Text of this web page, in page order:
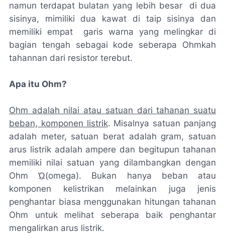
namun terdapat bulatan yang lebih besar di dua
sisinya, mimiliki dua kawat di taip sisinya dan
memiliki empat garis warna yang melingkar di
bagian tengah sebagai kode seberapa Ohmkah
tahannan dari resistor terebut.
Apa itu Ohm?
Ohm adalah nilai atau satuan dari tahanan suatu
beban, komponen listrik. Misalnya satuan panjang
adalah meter, satuan berat adalah gram, satuan
arus listrik adalah ampere dan begitupun tahanan
memiliki nilai satuan yang dilambangkan dengan
Ohmᾨ(omega). Bukan hanya beban atau
komponen kelistrikan melainkan juga jenis
penghantar biasa menggunakan hitungan tahanan
Ohm untuk melihat seberapa baik penghantar
mengalirkan arus listrik.